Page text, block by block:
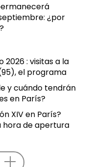
¿por
2026 : visitas a la
el programa
y cuándo tendrán
en París?
XIV en París?
hora de apertura